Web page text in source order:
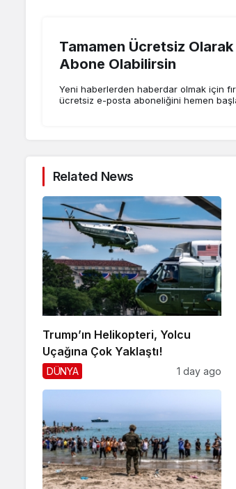
Tamamen Ücretsiz
Abone Olabilirsin
Yeni haberlerden haberdar olmak için
ücretsiz e-posta aboneliğini hemen
Related News
Trump’ın Helikopteri, Yolcu
Uçağına Çok Yaklaştı!
DÜNYA 1 day ago